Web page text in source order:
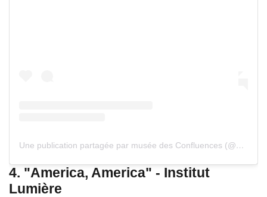
Une publication partagée par musée des Confluences (@musee_des_confluences)
4. "America, America" - Institut
Lumière